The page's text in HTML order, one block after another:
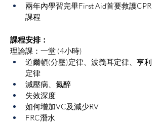
兩年內學習完畢First Aid首要救護CPR
課程
​課程安排：
理論課：一堂 (4小時)
道爾頓(分壓)定律、波義耳定律、亨利
定律
減壓病、氮醉
失效深度
如何增加VC及減少RV
FRC潛水